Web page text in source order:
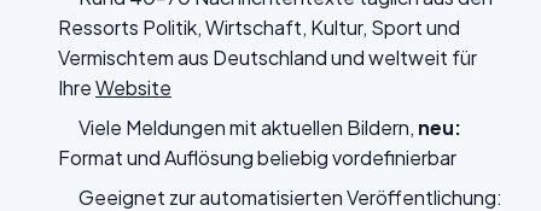
Ressorts Politik, Wirtschaft, Kultur, Sport und
Vermischtem aus Deutschland und weltweit für
IhreWebsite
Viele Meldungen mit aktuellen Bildern, neu:
Format und Auflösung beliebig vordefinierbar
Geeignet zur automatisierten Veröffentlichung: